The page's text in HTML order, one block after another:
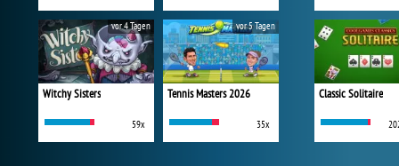
Witchy Sisters
59x
vor 4 Tagen
Tennis Masters 2026
35x
vor 5 Tagen
Classic Solitaire